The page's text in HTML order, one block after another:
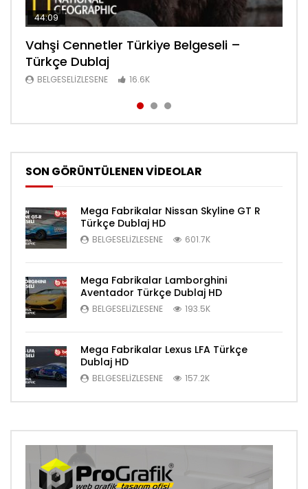
44:09
Vahşi Cennetler Türkiye Belgeseli –
Türkçe Dublaj
BELGESELIZLESENE 16.6K
44:08
Lanetli Piramit Tarihe Bakış Belgeseli –
Türkçe Dublaj
BELGESELIZLESENE 16.6K
30:34
Sanayi Devrimi Şehir Yaşamı Bölüm 6
Belgeseli – Türkçe Dublaj
BELGESELIZLESENE 16.4K
SON GÖRÜNTÜLENEN VİDEOLAR
Mega Fabrikalar Nissan Skyline GT R
Türkçe Dublaj HD
BELGESELIZLESENE 601.7K
Mega Fabrikalar Lamborghini
Aventador Türkçe Dublaj HD
BELGESELIZLESENE 193.5K
Mega Fabrikalar Lexus LFA Türkçe
Dublaj HD
BELGESELIZLESENE 157.2K